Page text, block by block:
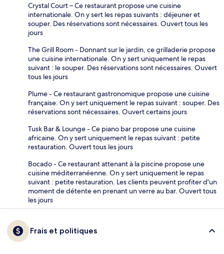
Crystal Court – Ce restaurant propose une cuisine
internationale. On y sert les repas suivants : déjeuner et
souper. Des réservations sont nécessaires. Ouvert tous les
jours
The Grill Room - Donnant sur le jardin, ce grilladerie propose
une cuisine internationale. On y sert uniquement le repas
suivant : le souper. Des réservations sont nécessaires. Ouvert
tous les jours
Plume - Ce restaurant gastronomique propose une cuisine
française. On y sert uniquement le repas suivant : souper. Des
réservations sont nécessaires. Ouvert certains jours
Tusk Bar & Lounge - Ce piano bar propose une cuisine
africaine. On y sert uniquement le repas suivant : petite
restauration. Ouvert tous les jours
Bocado - Ce restaurant attenant à la piscine propose une
cuisine méditerranéenne. On y sert uniquement le repas
suivant : petite restauration. Les clients peuvent profiter d'un
moment de détente en prenant un verre au bar. Ouvert tous
les jours
Frais et politiques